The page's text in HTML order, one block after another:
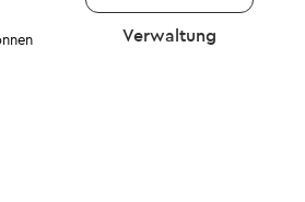
Verwaltung